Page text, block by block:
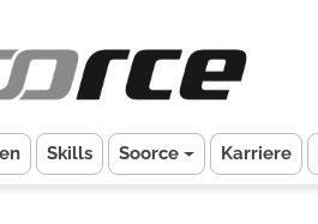
Skills Soorce Karriere